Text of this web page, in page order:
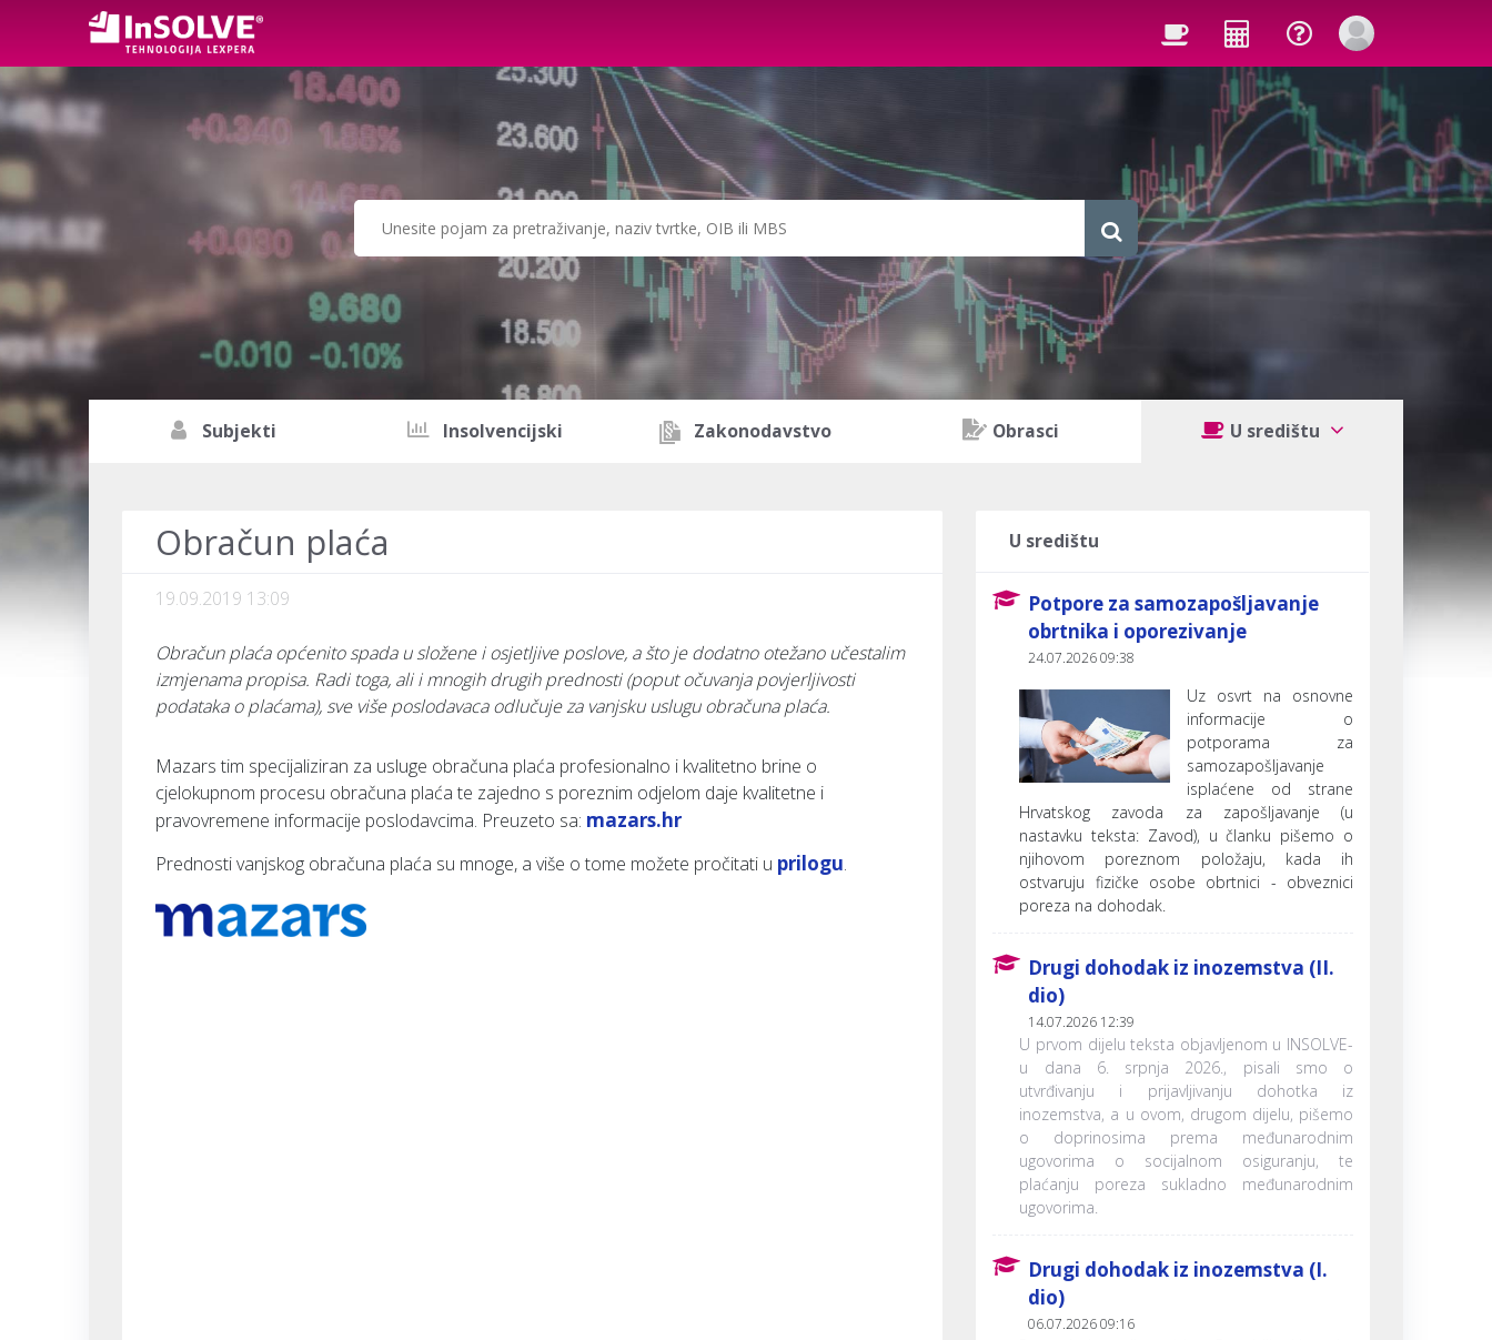
Subjekti Insolvencijski Zakonodavstvo Obrasci U središtu
Obračun plaća
19.09.2019 13:09
Obračun plaća općenito spada u složene i osjetljive poslove, a što je dodatno otežano učestalim
izmjenama propisa. Radi toga, ali i mnogih drugih prednosti (poput očuvanja povjerljivosti
podataka o plaćama), sve više poslodavaca odlučuje za vanjsku uslugu obračuna plaća.
Mazars tim specijaliziran za usluge obračuna plaća profesionalno i kvalitetno brine o
cjelokupnom procesu obračuna plaća te zajedno s poreznim odjelom daje kvalitetne i
pravovremene informacije poslodavcima. Preuzeto sa: mazars.hr
Prednosti vanjskog obračuna plaća su mnoge, a više o tome možete pročitati u prilogu.
U središtu
Potpore za samozapošljavanje
obrtnika i oporezivanje
24.07.2026 09:38
Uz osvrt na osnovne
informacije o
potporama za
samozapošljavanje
isplaćene od strane
Hrvatskog zavoda za zapošljavanje (u
nastavku teksta: Zavod), u članku pišemo o
njihovom poreznom položaju, kada ih
ostvaruju fizičke osobe obrtnici - obveznici
poreza na dohodak.
Drugi dohodak iz inozemstva (II.
dio)
14.07.2026 12:39
U prvom dijelu teksta objavljenom u INSOLVE-
u dana 6. srpnja 2026., pisali smo o
utvrđivanju i prijavljivanju dohotka iz
inozemstva, a u ovom, drugom dijelu, pišemo
o doprinosima prema međunarodnim
ugovorima o socijalnom osiguranju, te
plaćanju poreza sukladno međunarodnim
ugovorima.
Drugi dohodak iz inozemstva (I.
dio)
06.07.2026 09:16